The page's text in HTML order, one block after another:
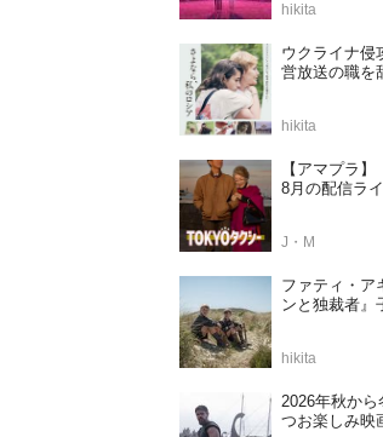
定
hikita
ウクライナ侵
営放送の職を
決定
hikita
【アマプラ
8月の配信ラ
J・M
ファティ・ア
ンと独裁者』
hikita
2026年秋か
つお楽しみ映